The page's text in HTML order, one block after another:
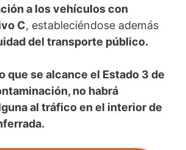
a los vehículos con
C, estableciéndose además
del transporte público.
que se alcance el Estado 3 de
no habrá
al tráfico en el interior de